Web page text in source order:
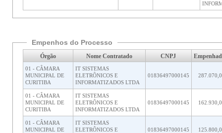
Empenhos do Processo
Órgão Nome Contratado CNPJ
01 - CÂMARA
MUNICIPAL DE
CURITIBA
IT SISTEMAS
ELETRÔNICOS E
INFORMATIZADOS LTDA
01836497000145
01 - CÂMARA
MUNICIPAL DE
CURITIBA
IT SISTEMAS
ELETRÔNICOS E
INFORMATIZADOS LTDA
01836497000145
01 - CÂMARA
MUNICIPAL DE
IT SISTEMAS
ELETRÔNICOS E
01836497000145